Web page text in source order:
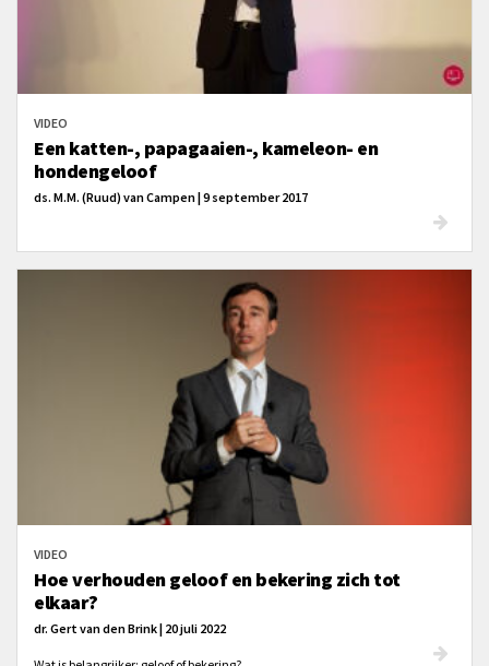
VIDEO
Een katten-, papagaaien-, kameleon- en
hondengeloof
ds. M.M. (Ruud) van Campen | 9 september 2017
VIDEO
Hoe verhouden geloof en bekering zich tot
elkaar?
dr. Gert van den Brink | 20 juli 2022